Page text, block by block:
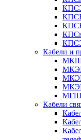
Кабели и
Кабели